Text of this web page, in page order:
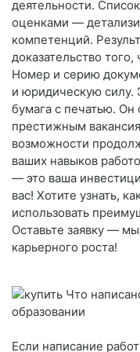
деятельности.
оценками —
компетенций.
доказательство
Номер и серию
и юридическую
бумага с печатью.
престижным
возможности
ваших навыков
— это ваша
вас! Хотите узнать,
использовать
Оставьте заявку —
карьерного роста!
Если написание